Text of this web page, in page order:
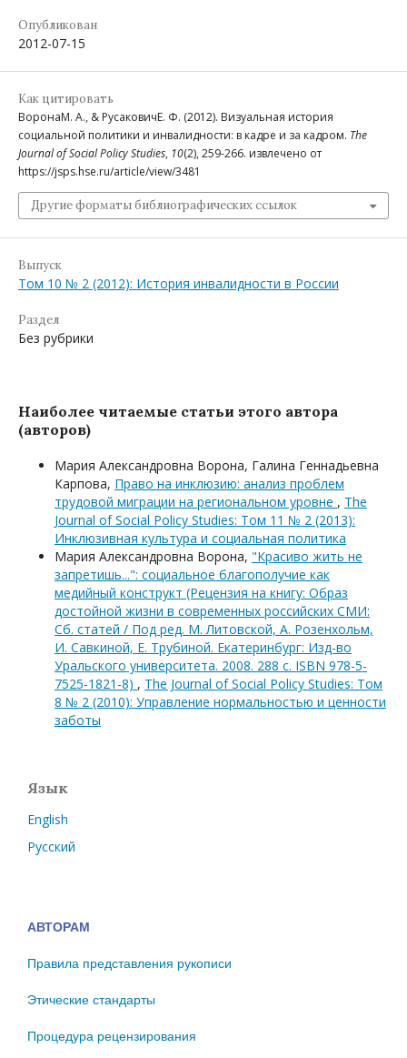
Опубликован
2012-07-15
Как цитировать
ВоронаМ. А., & РусаковичЕ. Ф. (2012). Визуальная история
социальной политики и инвалидности: в кадре и за кадром. The
Journal of Social Policy Studies, 10(2), 259-266. извлечено от
https://jsps.hse.ru/article/view/3481
Другие форматы библиографических ссылок
Выпуск
Том 10 № 2 (2012): История инвалидности в России
Раздел
Без рубрики
Наиболее читаемые статьи этого автора
(авторов)
Мария Александровна Ворона, Галина Геннадьевна
Карпова, Право на инклюзию: анализ проблем
трудовой миграции на региональном уровне , The
Journal of Social Policy Studies: Том 11 № 2 (2013):
Инклюзивная культура и социальная политика
Мария Александровна Ворона, "Красиво жить не
запретишь...": социальное благополучие как
медийный конструкт (Рецензия на книгу: Образ
достойной жизни в современных российских СМИ:
Сб. статей / Под ред. М. Литовской, А. Розенхольм,
И. Савкиной, Е. Трубиной. Екатеринбург: Изд-во
Уральского университета. 2008. 288 с. ISBN 978-5-
7525-1821-8) , The Journal of Social Policy Studies: Том
8 № 2 (2010): Управление нормальностью и ценности
заботы
Язык
English
Русский
АВТОРАМ
Правила представления рукописи
Этические стандарты
Процедура рецензирования